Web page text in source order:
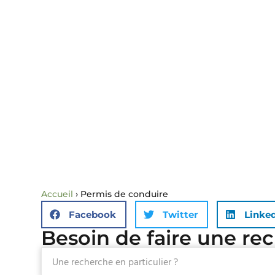
Accueil › Permis de conduire
Facebook Twitter
Besoin de faire une